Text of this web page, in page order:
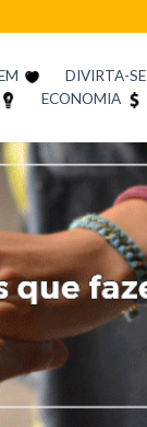
DIVIRTA-SE
ECONOMIA